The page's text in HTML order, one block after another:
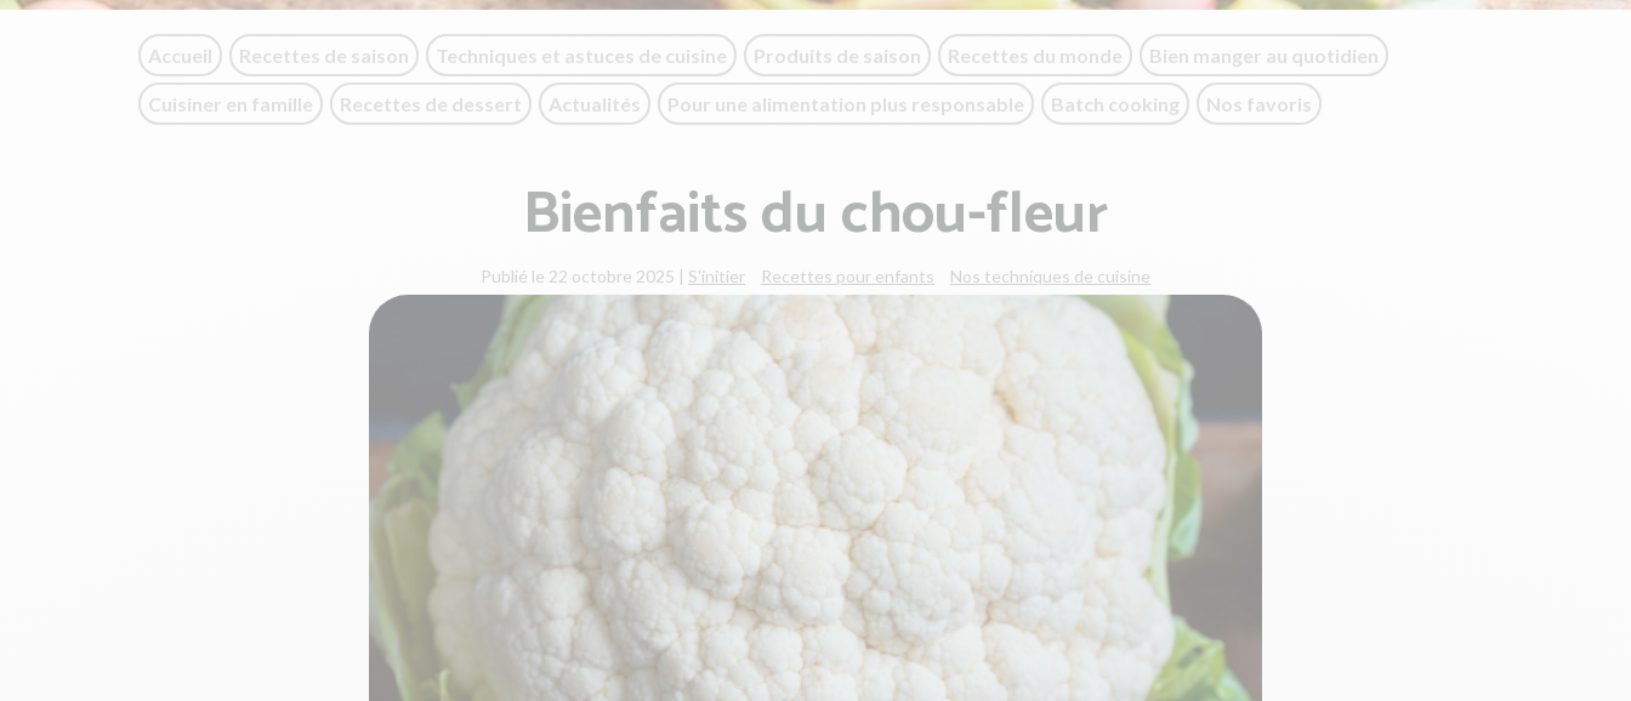
Accueil Recettes de saison Techniques et astuces de cuisine Produits de saison Recettes du monde Bien manger au quotidien
Cuisiner en famille Recettes de dessert Actualités Pour une alimentation plus responsable Batch cooking Nos favoris
Bienfaits du chou-fleur
Publié le 22 octobre 2025 | S'initier Recettes pour enfants Nos techniques de cuisine